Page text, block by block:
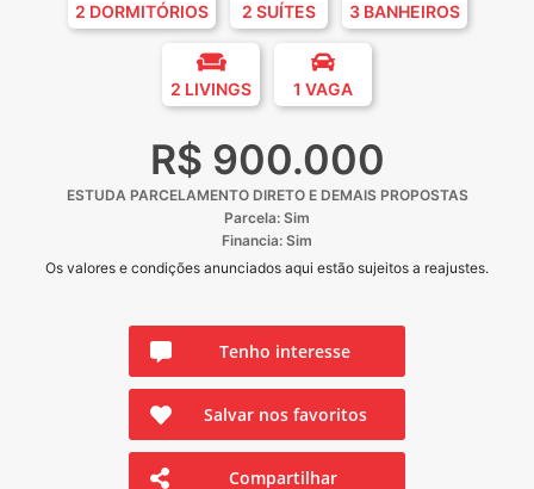
2 DORMITÓRIOS 2 SUÍTES 3 BANHEIROS
2 LIVINGS 1 VAGA
R$ 900.000
ESTUDA PARCELAMENTO DIRETO E DEMAIS PROPOSTAS
Parcela: Sim
Financia: Sim
Os valores e condições anunciados aqui estão sujeitos a reajustes.
Tenho interesse
Salvar nos favoritos
Compartilhar